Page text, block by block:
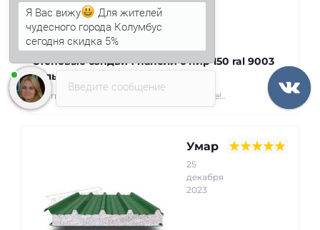
Стеновые сэндвич панели с пир 150 ral 9003
белый
Все пришло вовремя, упаковка на высоте!..
Умар
25
декабря
2023
Введите сообщение
Я Вас вижу
Для жителей
чудесного города Колумбус
сегодня скидка 5%